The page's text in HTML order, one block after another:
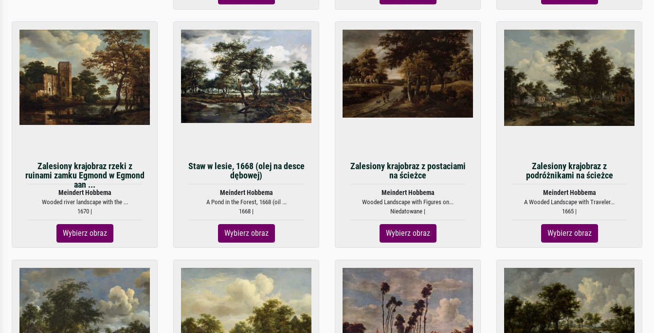
Zalesiony krajobraz rzeki z
ruinami zamku Egmond w Egmond
aan ...
Meindert Hobbema
Wooded river landscape with the ...
1670 |
Wybierz obraz
Staw w lesie, 1668 (olej na desce
dębowej)
Meindert Hobbema
A Pond in the Forest, 1668 (oil ...
1668 |
Wybierz obraz
Zalesiony krajobraz z postaciami
na ścieżce
Meindert Hobbema
Wooded Landscape with Figures on...
Niedatowane |
Wybierz obraz
Zalesiony krajobraz z
podróżnikami na ścieżce
Meindert Hobbema
A Wooded Landscape with Traveler...
1665 |
Wybierz obraz